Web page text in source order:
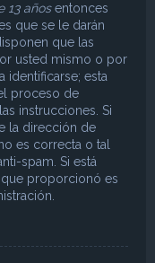
13 añosentonces
que se le darán
que las
usted mismo o por
identificarse; esta
proceso de
instrucciones. Si
la dirección de
es correcta o tal
spam. Si está
proporcionó es